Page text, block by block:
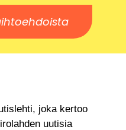
joka kertoo
uutisia